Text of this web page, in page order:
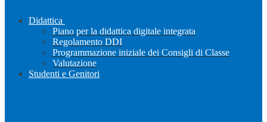
Didattica
Piano per la didattica digitale integrata
Regolamento DDI
Programmazione iniziale dei Consigli di Classe
Valutazione
Studenti e Genitori